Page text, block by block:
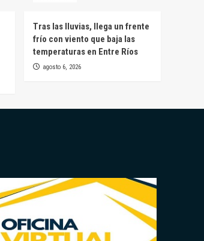
Tras las lluvias, llega un frente
frío con viento que baja las
temperaturas en Entre Ríos
agosto 6, 2026